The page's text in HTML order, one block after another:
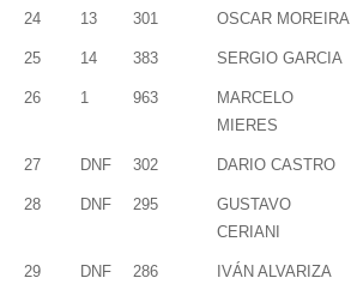
24 13 301 OSCAR MOREIRA
25 14 383 SERGIO GARCIA
26 1 963
MARCELO
MIERES
27 DNF 302 DARIO CASTRO
28 DNF 295
GUSTAVO
CERIANI
29 DNF 286 IVÁN ALVARIZA